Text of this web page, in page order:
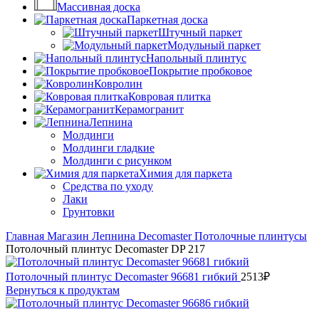
Массивная доска
Паркетная доска
Штучный паркет
Модульный паркет
Напольный плинтус
Покрытие пробковое
Ковролин
Ковровая плитка
Керамогранит
Лепнина
Молдинги
Молдинги гладкие
Молдинги с рисунком
Химия для паркета
Средства по уходу
Лаки
Грунтовки
Главная Магазин Лепнина DecomasterПотолочные плинтусы
Потолочный плинтус Decomaster DP 217
Потолочный плинтус Decomaster 96681 гибкий 2513₽
Вернуться к продуктам